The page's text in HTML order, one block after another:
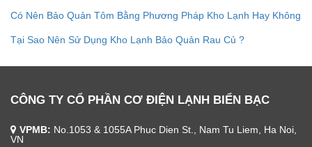
Có Nên Bảo Quản Tôm Bằng Phương Pháp Kho Lạnh Hay Không
Tại Sao Nên Sử Dụng Kho Lạnh Bảo Quản Rau Củ ?
CÔNG TY CỔ PHẦN CƠ ĐIỆN LẠNH BIỂN BẠC
VPMB: No.1053 & 1055A Phuc Dien St., Nam Tu Liem, Ha Noi,
VN